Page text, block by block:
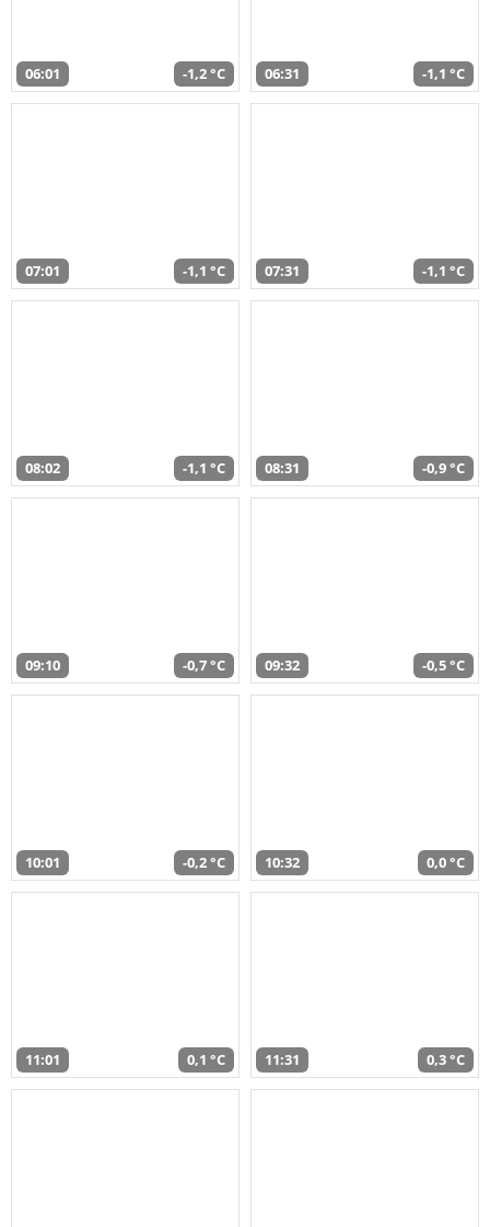
06:01 -1,2 °C 06:31 -1,1 °C
07:01 -1,1 °C 07:31 -1,1 °C
08:02 -1,1 °C 08:31 -0,9 °C
09:10 -0,7 °C 09:32 -0,5 °C
10:01 -0,2 °C 10:32 0,0 °C
11:01 0,1 °C 11:31 0,3 °C